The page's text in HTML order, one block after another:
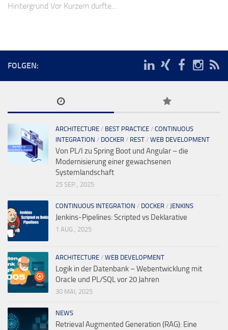
Hintergrund Vor Kurzem durfte...
FOLGEN:
ARCHITECTURE / BEST PRACTICE / CONTINUOUS
INTEGRATION / DOCKER / REST / WEB DEVELOPMENT
Von PL/I zu Spring Boot und Angular – die
Modernisierung einer gewachsenen
Systemlandschaft
25 SEP., 2025
CONTINUOUS INTEGRATION / DOCKER / JENKINS
Jenkins-Pipelines: Scripted vs Deklarative
1 AUG., 2025
ARCHITECTURE / WEB DEVELOPMENT
Logik in der Datenbank – Webentwicklung mit
Oracle und PL/SQL vor 20 Jahren
30 MAI, 2025
NEWS
Retrieval Augmented Generation (RAG): Eine